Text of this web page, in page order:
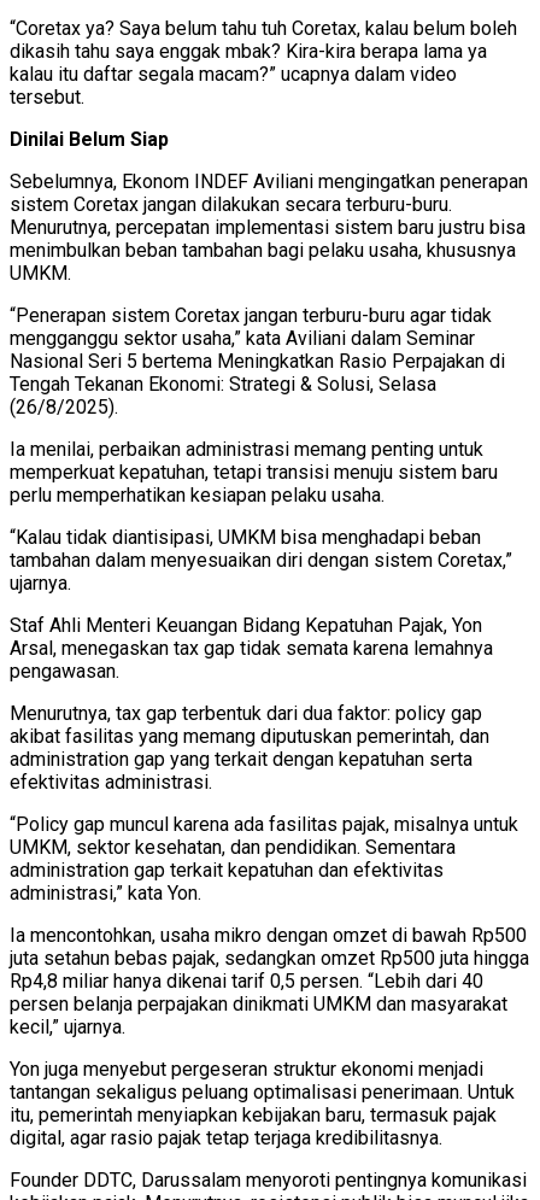
“Coretax ya? Saya belum tahu tuh Coretax, kalau belum boleh
dikasih tahu saya enggak mbak? Kira-kira berapa lama ya
kalau itu daftar segala macam?” ucapnya dalam video
tersebut.
Dinilai Belum Siap
Sebelumnya, Ekonom INDEF Aviliani mengingatkan penerapan
sistem Coretax jangan dilakukan secara terburu-buru.
Menurutnya, percepatan implementasi sistem baru justru bisa
menimbulkan beban tambahan bagi pelaku usaha, khususnya
UMKM.
“Penerapan sistem Coretax jangan terburu-buru agar tidak
mengganggu sektor usaha,” kata Aviliani dalam Seminar
Nasional Seri 5 bertema Meningkatkan Rasio Perpajakan di
Tengah Tekanan Ekonomi: Strategi & Solusi, Selasa
(26/8/2025).
Ia menilai, perbaikan administrasi memang penting untuk
memperkuat kepatuhan, tetapi transisi menuju sistem baru
perlu memperhatikan kesiapan pelaku usaha.
“Kalau tidak diantisipasi, UMKM bisa menghadapi beban
tambahan dalam menyesuaikan diri dengan sistem Coretax,”
ujarnya.
Staf Ahli Menteri Keuangan Bidang Kepatuhan Pajak, Yon
Arsal, menegaskan tax gap tidak semata karena lemahnya
pengawasan.
Menurutnya, tax gap terbentuk dari dua faktor: policy gap
akibat fasilitas yang memang diputuskan pemerintah, dan
administration gap yang terkait dengan kepatuhan serta
efektivitas administrasi.
“Policy gap muncul karena ada fasilitas pajak, misalnya untuk
UMKM, sektor kesehatan, dan pendidikan. Sementara
administration gap terkait kepatuhan dan efektivitas
administrasi,” kata Yon.
Ia mencontohkan, usaha mikro dengan omzet di bawah Rp500
juta setahun bebas pajak, sedangkan omzet Rp500 juta hingga
Rp4,8 miliar hanya dikenai tarif 0,5 persen. “Lebih dari 40
persen belanja perpajakan dinikmati UMKM dan masyarakat
kecil,” ujarnya.
Yon juga menyebut pergeseran struktur ekonomi menjadi
tantangan sekaligus peluang optimalisasi penerimaan. Untuk
itu, pemerintah menyiapkan kebijakan baru, termasuk pajak
digital, agar rasio pajak tetap terjaga kredibilitasnya.
Founder DDTC, Darussalam menyoroti pentingnya komunikasi